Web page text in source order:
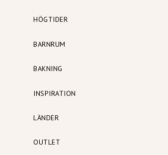
HÖGTIDER
BARNRUM
BAKNING
INSPIRATION
LÄNDER
OUTLET